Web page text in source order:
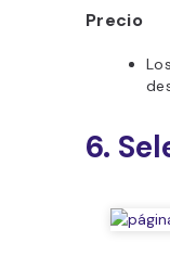
Precio
6.